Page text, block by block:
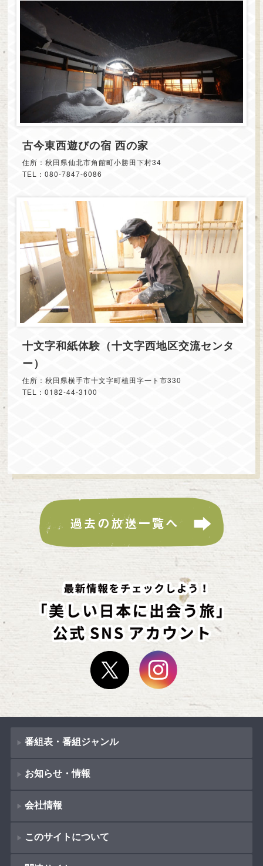
古今東西遊びの宿 西の家
住所：秋田県仙北市角館町小勝田下村34
TEL：080-7847-6086
十文字和紙体験（十文字西地区交流センタ
ー）
住所：秋田県横手市十文字町植田字一ト市330
TEL：0182-44-3100
番組表・番組ジャンル
番組表
番組ジャンル
ドラマ
映画
お知らせ・情報
新着情報
お知らせ
会社情報
会社概要
（Company Information）
このサイトについて